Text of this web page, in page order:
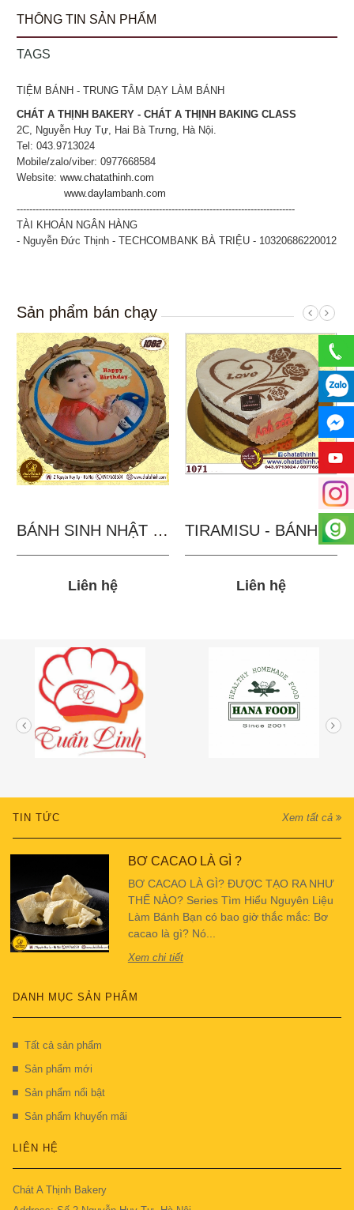
THÔNG TIN SẢN PHẨM
TAGS
TIỆM BÁNH - TRUNG TÂM DẠY LÀM BÁNH
CHÁT A THỊNH BAKERY - CHÁT A THỊNH BAKING CLASS
2C, Nguyễn Huy Tự, Hai Bà Trưng, Hà Nội.
Tel: 043.9713024
Mobile/zalo/viber: 0977668584
Website:www.chatathinh.com
www.daylambanh.com
----------------------------------------------------------------------------------------
TÀI KHOẢN NGÂN HÀNG
- Nguyễn Đức Thịnh - TECHCOMBANK BÀ TRIỆU - 10320686220012
Sản phẩm bán chạy
BÁNH SINH NHẬT IN...
Liên hệ
TIRAMISU - BÁNH TẶNG...
Liên hệ
TIN TỨC Xem tất cả
BƠ CACAO LÀ GÌ ?
BƠ CACAO LÀ GÌ? ĐƯỢC TẠO RA NHƯ
THẾ NÀO? Series Tìm Hiểu Nguyên Liệu
Làm Bánh Bạn có bao giờ thắc mắc: Bơ
cacao là gì? Nó...
Xem chi tiết
DANH MỤC SẢN PHẨM
Tất cả sản phẩm
Sản phẩm mới
Sản phẩm nổi bật
Sản phẩm khuyến mãi
LIÊN HỆ
Chát A Thịnh Bakery